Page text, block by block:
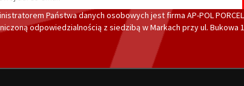
Państwa danych osobowych jest firma AP-POL
odpowiedzialnością z siedzibą w Markach przy ul. Bukowa